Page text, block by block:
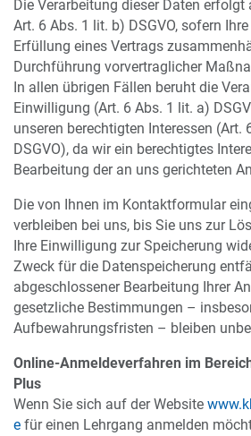
Die Verarbeitung dieser Daten erfolgt
Art. 6 Abs. 1 lit. b) DSGVO, sofern
Erfüllung eines Vertrags
Durchführung vorvertraglicher
In allen übrigen Fällen beruht die
Einwilligung (Art. 6 Abs. 1 lit. a)
unseren berechtigten Interessen (Art.
DSGVO), da wir ein berechtigtes
Bearbeitung der an uns gerichteten
Die von Ihnen im Kontaktformular
verbleiben bei uns, bis Sie uns zur
Ihre Einwilligung zur Speicherung
Zweck für die Datenspeicherung
abgeschlossener Bearbeitung Ihrer
gesetzliche Bestimmungen –
Aufbewahrungsfristen – bleiben
Online-Anmeldeverfahren im
Plus
Wenn Sie sich auf der Website
e für einen Lehrgang anmelden